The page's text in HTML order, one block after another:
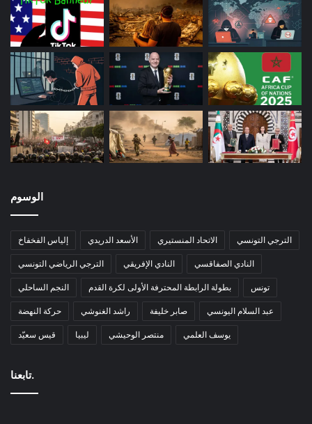
الوسوم
إلياس الفخفاخ الأسعد الدريدي الاتحاد المنستيري الترجي التونسي
الترجي الرياضي التونسي النادي الإفريقي النادي الصفاقسي
النجم الساحلي بطولة الرابطة المحترفة الأولى لكرة القدم تونس
حركة النهضة راشد الغنوشي صابر خليفة عبد السلام اليونسي
قيس سعيّد ليبيا منتصر الوحيشي يوسف العلمي
تابعنا.